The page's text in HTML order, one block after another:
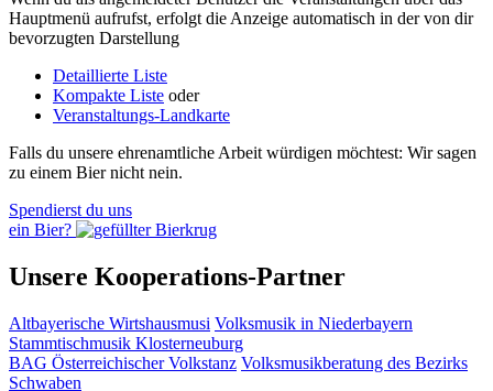
Hauptmenü aufrufst, erfolgt die Anzeige automatisch in der von dir
bevorzugten Darstellung
Detaillierte Liste
Kompakte Liste oder
Veranstaltungs-Landkarte
Falls du unsere ehrenamtliche Arbeit würdigen möchtest: Wir sagen
zu einem Bier nicht nein.
Spendierst du uns
ein Bier?
Unsere Kooperations-Partner
Altbayerische Wirtshausmusi Volksmusik in Niederbayern
Stammtischmusik Klosterneuburg
BAG Österreichischer Volkstanz Volksmusikberatung des Bezirks
Schwaben